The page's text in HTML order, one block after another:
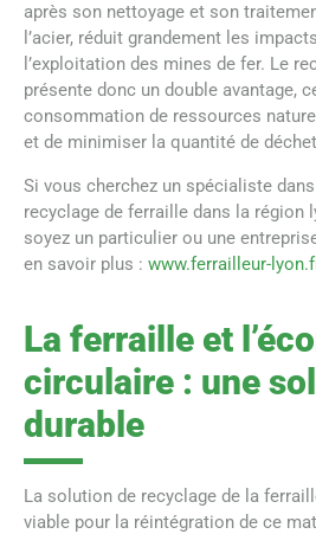
après son nettoyage et son
l’acier, réduit grandement les
l’exploitation des mines de fer. Le
présente donc un double avantage,
consommation de ressources
et de minimiser la quantité de
Si vous cherchez un spécialiste
recyclage de ferraille dans la région
soyez un particulier ou une
en savoir plus : www.ferrailleur-
La ferraille et
circulaire : une
durable
La solution de recyclage de la
viable pour la réintégration de ce